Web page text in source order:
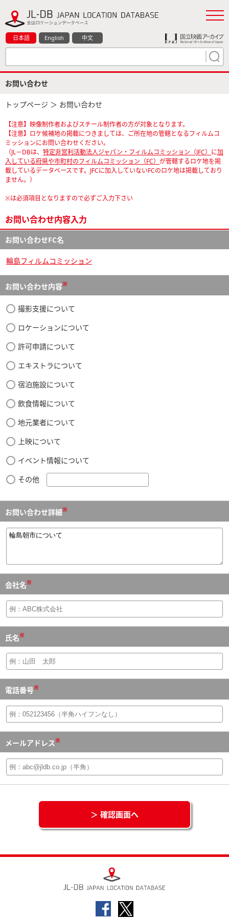
日本語 English 中文
お問い合わせ
トップページ ＞ お問い合わせ
【注意】映像制作者およびスチール制作者の方が対象となります。
【注意】ロケ候補地の掲載につきましては、ご所在地の管轄となるフィルムコ
ミッションにお問い合わせください。
（JL－DBは、 特定非営利活動法人ジャパン・フィルムコミッション（JFC） に加
入している府県や市町村のフィルムコミッション（FC） が管轄するロケ地を掲
載しているデータベースです。JFCに加入していないFCのロケ地は掲載しており
ません。）
※は必須項目となりますので必ずご入力下さい
お問い合わせ内容入力
お問い合わせFC名
輪島フィルムコミッション
お問い合わせ内容※
撮影支援について
ロケーションについて
許可申請について
エキストラについて
宿泊施設について
飲食情報について
地元業者について
上映について
イベント情報について
その他
お問い合わせ詳細※
会社名※
氏名※
電話番号※
メールアドレス※
＞ 確認画面へ